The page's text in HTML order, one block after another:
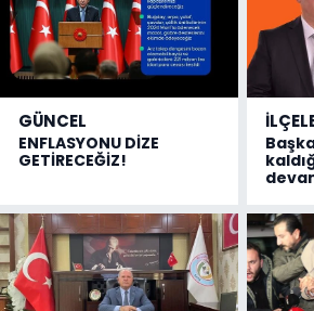
GÜNCEL
ENFLASYONU DİZE
GETİRECEĞİZ!